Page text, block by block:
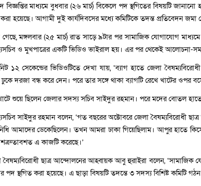
বিজ্ঞপ্তির মাধ্যমে বুধবার (২৬ মার্চ) বিকেলে পদ স্থগিতের বিষয়টি
হয়েছে। আগামী দুই কার্যদিবসের মধ্যে কমিটিকে তদন্ত প্রতিবেদন জমা
গেছে, মঙ্গলবার (২৫ মার্চ) রাত সাড়ে ৯টার পর সামাজিক যোগাযোগ
ও মুখপাত্রের একটি ভিডিও ভাইরাল হয়। এর পর থেকেই আলোচনা-
১২ সেকেন্ডের ভিডিওটিতে দেখা যায়, ‘ব্যাগ হাতে জেলা
ঢুকে দরজা বন্ধ করে দেন। পরে তার সঙ্গে থাকা ব্যাগটি রেখে খাটের ওপর
শুয়ে ছিলেন জেলার সদস্য সচিব সাইদুর রহমান। পরে মদের বোতল
সাইদুর রহমান বলেন, ‘গত বছরের অক্টোবরে জেলা বৈষম্যবিরোধী
আমাদের ডেকেছিলেন। তখন আমরা ঢাকা গিয়েছিলাম। আপুর হাতে
এ কাজটি করেছে।’
বৈষম্যবিরোধী ছাত্র আন্দোলনের আহ্বায়ক আবু হুরাইরা বলেন, ‘সামাজিক
পদ স্থগিত করা হয়েছে। এ ছাড়া বিষয়টি তদন্তে ৩ সদস্য বিশিষ্ট কমিটি